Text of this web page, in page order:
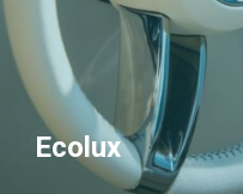
Ecolux